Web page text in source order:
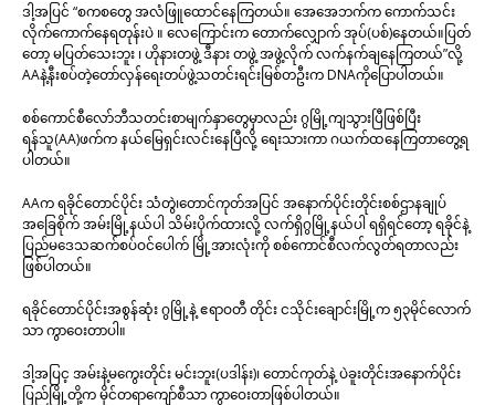
ဒါ့အပြင် “စကစတွေ အလံဖြူထောင်နေကြတယ်။ အေအေဘက်က ကောက်သင်း
လိုက်ကောက်နေရတုန်းပဲ ။ လေကြောင်းက တောက်လျှောက် အုပ်(ပစ်)နေတယ်။ပြတ်
တော့ မပြတ်သေးဘူး ၊ ဟိုနားတဖွဲ့ ဒီနား တဖွဲ့ အဖွဲ့လိုက် လက်နက်ချနေကြတယ်”လို့
AAနဲ့နီးစပ်တဲ့တော်လှန်ရေးတပ်ဖွဲ့သတင်းရင်းမြစ်တဦးက DNAကိုပြောပါတယ်။
စစ်ကောင်စီလော်ဘီသတင်းစာမျက်နှာတွေမှာလည်း ဂွမြို့ကျသွားပြီဖြစ်ပြီး
ရန်သူ(AA)ဖက်က နယ်မြေရှင်းလင်းနေပြီလို့ ရေးသားကာ ဂယက်ထနေကြတာတွေ့ရ
ပါတယ်။
AAက ရခိုင်တောင်ပိုင်း သံတွဲ၊တောင်ကုတ်အပြင် အနောက်ပိုင်းတိုင်းစစ်ဌာနချုပ်
အခြေစိုက် အမ်းမြို့နယ်ပါ သိမ်းပိုက်ထားလို့ လက်ရှိဂွမြို့နယ်ပါ ရရှိရင်တော့ ရခိုင်နဲ့
ပြည်မဒေသဆက်စပ်ဝင်ပေါက် မြို့အားလုံးကို စစ်ကောင်စီလက်လွတ်ရတာလည်း
ဖြစ်ပါတယ်။
ရခိုင်တောင်ပိုင်းအစွန်ဆုံး ဂွမြို့နဲ့ ဧရာဝတီ တိုင်း ငသိုင်းချောင်းမြို့က ၅၃မိုင်လောက်
သာ ကွာဝေးတာပါ။
ဒါ့အပြင့ အမ်းနဲ့မကွေးတိုင်း မင်းဘူး(ပဒါန်း)၊ တောင်ကုတ်နဲ့ ပဲခူးတိုင်းအနောက်ပိုင်း
ပြည်မြို့တို့က မိုင်တရာကျော်စီသာ ကွာဝေးတာဖြစ်ပါတယ်။